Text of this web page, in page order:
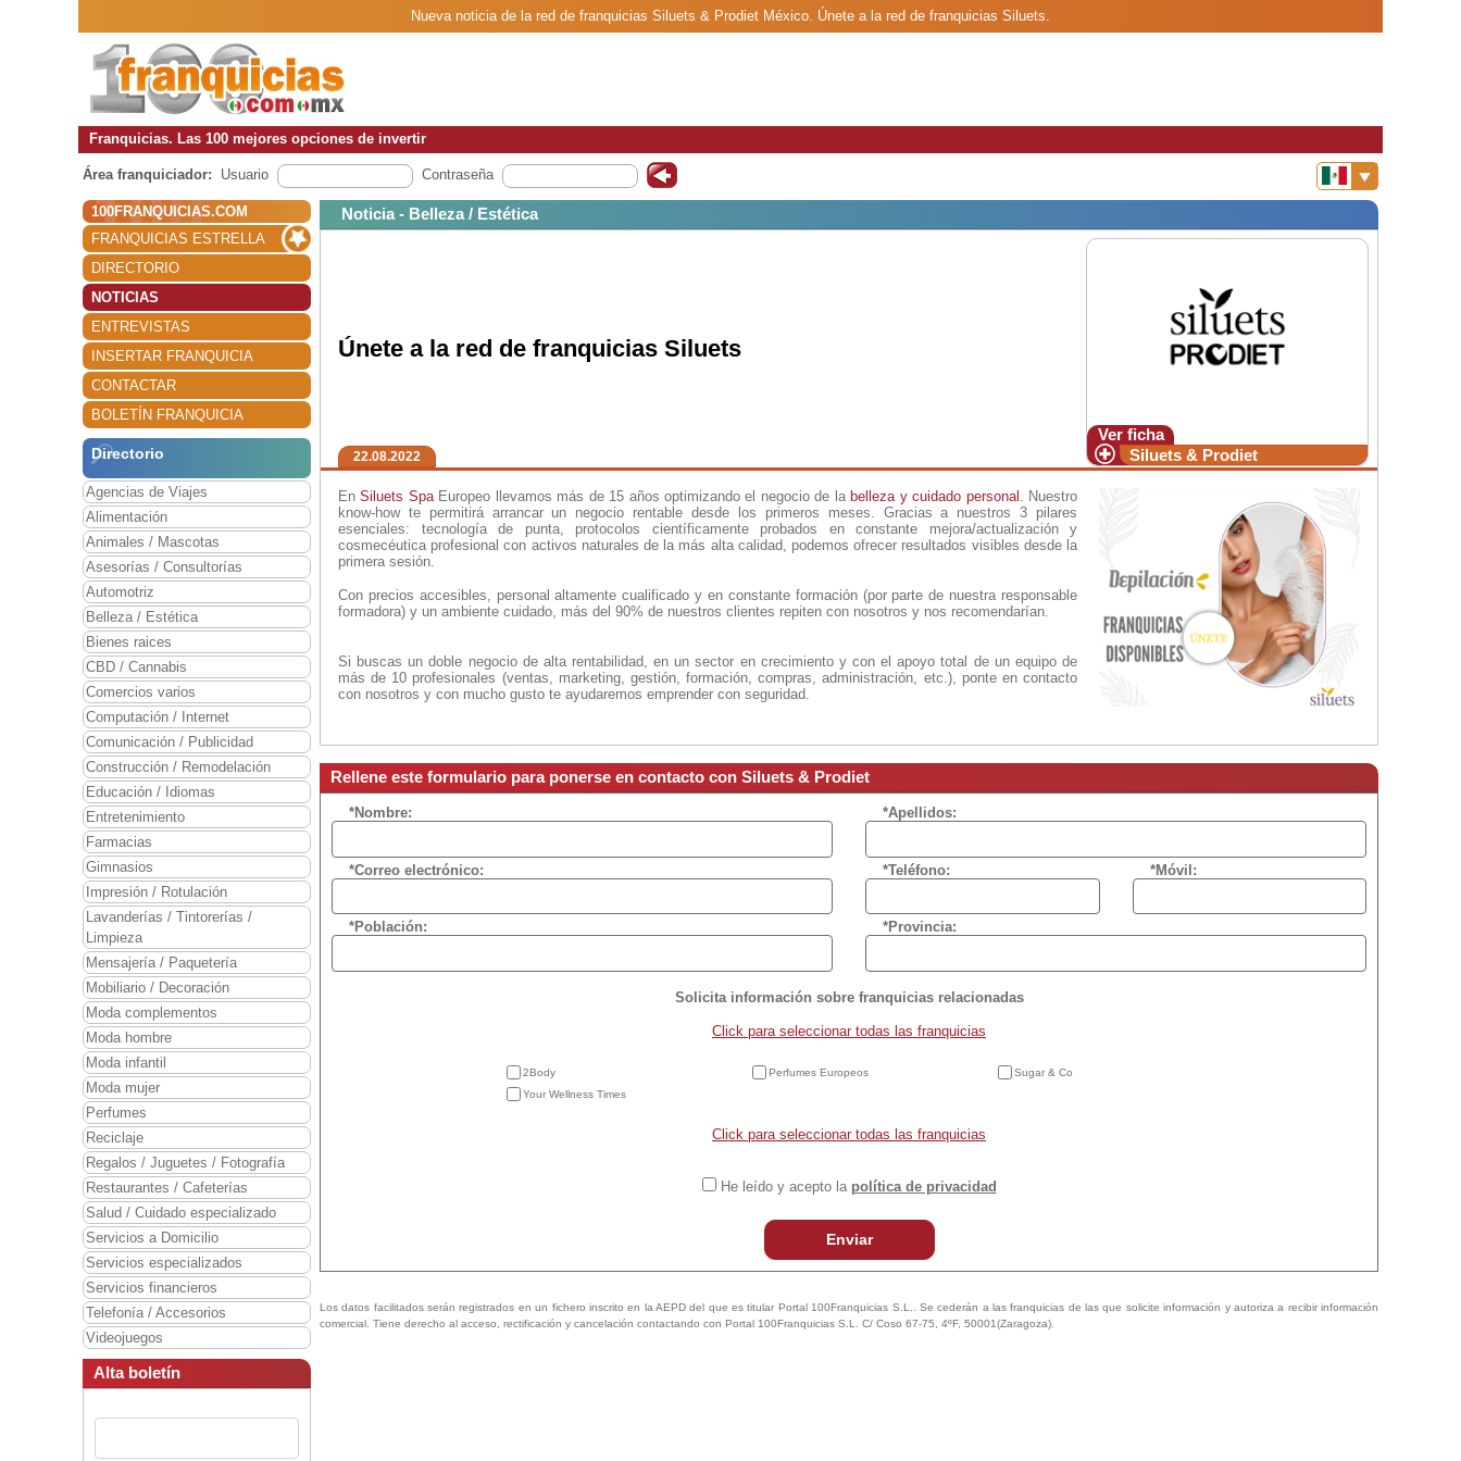
Nueva noticia de la red de franquicias Siluets & Prodiet México. Únete a la red de franquicias Siluets.
Franquicias. Las 100 mejores opciones de invertir
Área franquiciador: Usuario Contraseña
100FRANQUICIAS.COM
FRANQUICIAS ESTRELLA
DIRECTORIO
NOTICIAS
ENTREVISTAS
INSERTAR FRANQUICIA
CONTACTAR
BOLETÍN FRANQUICIA
Directorio
Agencias de Viajes
Alimentación
Animales / Mascotas
Asesorías / Consultorías
Automotriz
Belleza / Estética
Bienes raices
CBD / Cannabis
Comercios varios
Computación / Internet
Comunicación / Publicidad
Construcción / Remodelación
Educación / Idiomas
Entretenimiento
Farmacias
Gimnasios
Impresión / Rotulación
Lavanderías / Tintorerías /
Limpieza
Mensajería / Paquetería
Mobiliario / Decoración
Moda complementos
Moda hombre
Moda infantil
Moda mujer
Perfumes
Reciclaje
Regalos / Juguetes / Fotografía
Restaurantes / Cafeterías
Salud / Cuidado especializado
Servicios a Domicilio
Servicios especializados
Servicios financieros
Telefonía / Accesorios
Videojuegos
Alta boletín
Noticia - Belleza / Estética
Ver ficha
Siluets & Prodiet
Únete a la red de franquicias Siluets
22.08.2022
EnSiluets SpaEuropeo llevamos más de 15 años optimizando el negocio de la belleza y cuidado personal . Nuestro
know-how te permitirá arrancar un negocio rentable desde los primeros meses. Gracias a nuestros 3 pilares
esenciales: tecnología de punta, protocolos científicamente probados en constante mejora/actualización y
cosmecéutica profesional con activos naturales de la más alta calidad, podemos ofrecer resultados visibles desde la
primera sesión.
Con precios accesibles, personal altamente cualificado y en constante formación (por parte de nuestra responsable
formadora) y un ambiente cuidado, más del 90% de nuestros clientes repiten con nosotros y nos recomendarían.
Si buscas un doble negocio de alta rentabilidad, en un sector en crecimiento y con el apoyo total de un equipo de
más de 10 profesionales (ventas, marketing, gestión, formación, compras, administración, etc.), ponte en contacto
con nosotros y con mucho gusto te ayudaremos emprender con seguridad.
Rellene este formulario para ponerse en contacto con Siluets & Prodiet
*Nombre: *Apellidos:
*Correo electrónico: *Teléfono: *Móvil:
*Población: *Provincia:
Solicita información sobre franquicias relacionadas
Click para seleccionar todas las franquicias
2Body Perfumes Europeos
Sugar & Co
Your Wellness Times
Click para seleccionar todas las franquicias
He leído y acepto la política de privacidad
Enviar
Los datos facilitados serán registrados en un fichero inscrito en la AEPD del que es titular Portal 100Franquicias S.L.. Se cederán a las franquicias de las que solicite información y autoriza a recibir información
comercial. Tiene derecho al acceso, rectificación y cancelación contactando con Portal 100Franquicias S.L. C/ Coso 67-75, 4ºF, 50001(Zaragoza).